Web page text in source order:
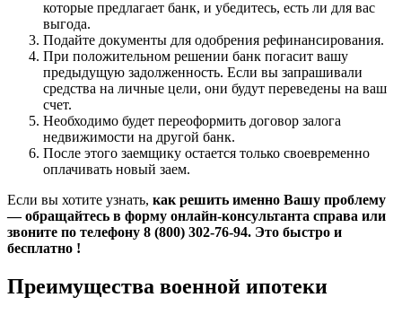
которые предлагает банк, и убедитесь, есть ли для вас
выгода.
Подайте документы для одобрения рефинансирования.
При положительном решении банк погасит вашу
предыдущую задолженность. Если вы запрашивали
средства на личные цели, они будут переведены на ваш
счет.
Необходимо будет переоформить договор залога
недвижимости на другой банк.
После этого заемщику остается только своевременно
оплачивать новый заем.
Если вы хотите узнать, как решить именно Вашу проблему
— обращайтесь в форму онлайн-консультанта справа или
звоните по телефону 8 (800) 302-76-94. Это быстро и
бесплатно !
Преимущества военной ипотеки